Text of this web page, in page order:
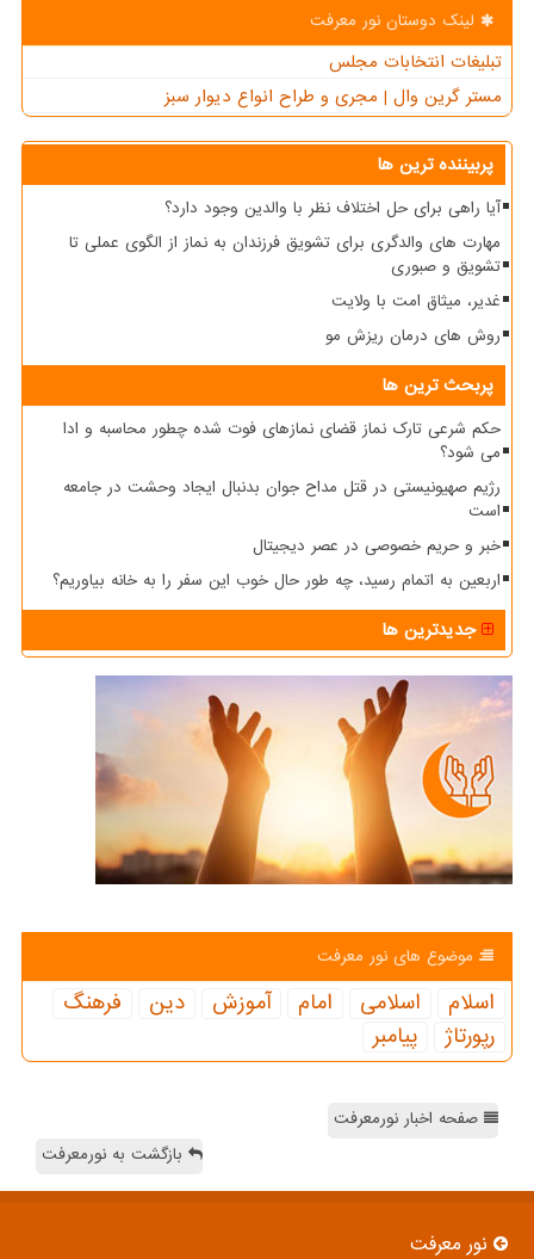
لینک دوستان نور معرفت
تبلیغات انتخابات مجلس
مستر گرین وال | مجری و طراح انواع دیوار سبز
پربیننده ترین ها
آیا راهی برای حل اختلاف نظر با والدین وجود دارد؟
مهارت های والدگری برای تشویق فرزندان به نماز از الگوی عملی تا
تشویق و صبوری
غدیر، میثاق امت با ولایت
روش های درمان ریزش مو
پربحث ترین ها
حکم شرعی تارک نماز قضای نمازهای فوت شده چطور محاسبه و ادا
می شود؟
رژیم صهیونیستی در قتل مداح جوان بدنبال ایجاد وحشت در جامعه
است
خبر و حریم خصوصی در عصر دیجیتال
اربعین به اتمام رسید، چه طور حال خوب این سفر را به خانه بیاوریم؟
جدیدترین ها
موضوع های نور معرفت
اسلام اسلامی امام آموزش دین
فرهنگ
رپورتاژ
پیامبر
صفحه اخبار نورمعرفت
بازگشت به نورمعرفت
نور معرفت